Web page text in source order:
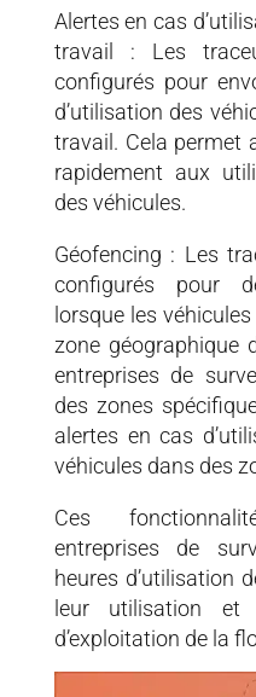
Alertes en cas
travail : Les
configurés pour
d’utilisation des
travail. Cela permet
rapidement aux
des véhicules.
Géofencing : Les
configurés pour
lorsque les
zone géographique
entreprises de
des zones
alertes en cas
véhicules dans des
Ces
entreprises de
heures d’utilisation
leur utilisation et
d’exploitation de la